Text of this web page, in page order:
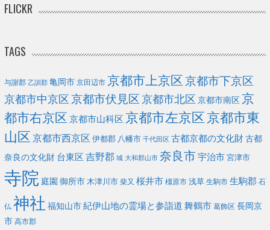
FLICKR
TAGS
与謝郡 乙訓郡 亀岡市 京田辺市 京都市上京区京都市下京区
京都市中京区京都市伏見区京都市北区 京都市南区 京
都市右京区 京都市山科区 京都市左京区京都市東
山区京都市西京区 伊都郡 八幡市 千代田区 古都京都の文化財古都
奈良の文化財 台東区 吉野郡 城 大和郡山市 奈良市宇治市 宮津市
寺院 庭園 御所市 木津川市 柴又 桜井市 橿原市 浅草 生駒市 生駒郡 石
仏 神社 福知山市紀伊山地の霊場と参詣道 舞鶴市 葛飾区 長岡京
市 高市郡